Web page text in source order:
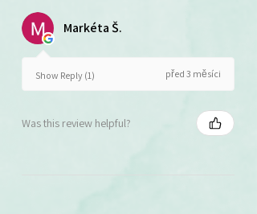
Markéta Š.
Show Reply (1) před 3 měsíci
Was this review helpful?